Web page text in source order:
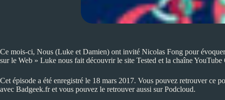
Ce mois-ci, Nous (Luke et Damien) ont invité Nicolas Fong pour
sur le Web » Luke nous fait découvrir le site Tested et la chaîne YouTube
Cet épisode a été enregistré le 18 mars 2017. Vous pouvez retrouver ce
avec Badgeek.fret vous pouvez le retrouver aussi surPodcloud.